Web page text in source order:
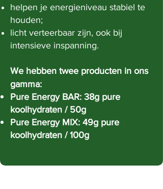
helpen je energieniveau stabiel te
houden;
licht verteerbaar zijn, ook bij
intensieve inspanning.
We hebben twee producten in ons
gamma:
Pure Energy BAR: 38g pure
koolhydraten / 50g
Pure Energy MIX: 49g pure
koolhydraten / 100g